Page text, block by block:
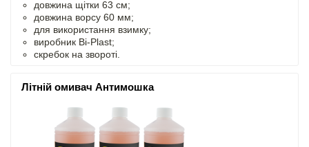
довжина щітки 63 см;
довжина ворсу 60 мм;
для використання взимку;
виробник Bi-Plast;
скребок на звороті.
Літній омивач Антимошка